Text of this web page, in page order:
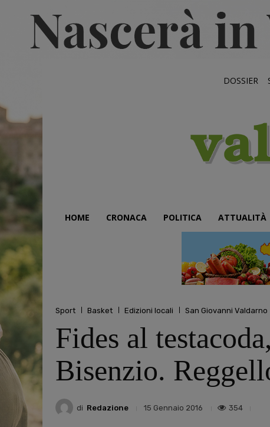
DOSSIER
HOME CRONACA POLITICA ATTUALITÀ
Sport Basket Edizioni locali San Giovanni Valdarno
Fides al
Bisenzio.
di Redazione 15 Gennaio 2016 354